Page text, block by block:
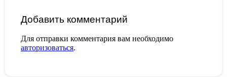
Добавить комментарий
Для отправки комментария вам необходимо
авторизоваться.